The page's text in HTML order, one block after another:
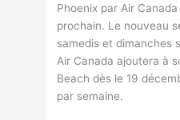
Phoenix par Air
prochain. Le nouveau
samedis et dimanches
Air Canada ajoutera à
Beach dès le 19
par semaine.